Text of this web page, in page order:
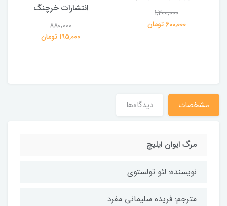
1,200,000
600,000 تومان
انتشارات خرچنگ
880,000
195,000 تومان
مشخصات دیدگاه‌ها
مرگ ایوان ایلیچ
نویسنده: لئو تولستوی
مترجم: فریده سلیمانی مفرد